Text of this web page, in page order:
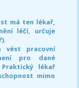
má ten lékař,
léčí, určuje
vést pracovní
pro dané
lékař
mimo